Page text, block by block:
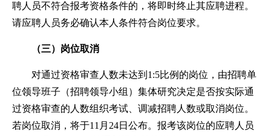
聘人员不符合报考资格条件的，将即时终止其应聘进程。
请应聘人员务必确认本人条件符合岗位要求。
（三）岗位取消
对通过资格审查人数未达到1:5比例的岗位，由招聘单
位领导班子（招聘领导小组）集体研究决定是否按实际通
过资格审查的人数组织考试、调减招聘人数或取消岗位。
若岗位取消，将于11月24日公布。报考该岗位的应聘人员